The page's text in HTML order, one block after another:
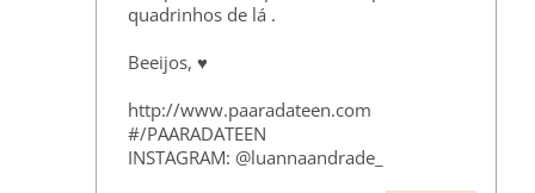
quadrinhos de lá .
Beeijos, ♥
http://www.paaradateen.com
#/PAARADATEEN
INSTAGRAM: @luannaandrade_